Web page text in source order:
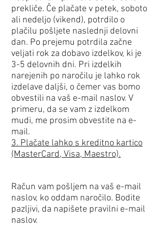
prekliče. Če plačate v petek, soboto
ali nedeljo (vikend), potrdilo o
plačilu pošljete naslednji delovni
dan. Po prejemu potrdila začne
veljati rok za dobavo izdelkov, ki je
3-5 delovnih dni. Pri izdelkih
narejenih po naročilu je lahko rok
izdelave daljši, o čemer vas bomo
obvestili na vaš e-mail naslov. V
primeru, da se vam z izdelkom
mudi, me prosim obvestite na e-
mail.
3. Plačate lahko s kreditno kartico
(MasterCard, Visa, Maestro).
Račun vam pošljem na vaš e-mail
naslov, ko oddam naročilo. Bodite
pazljivi, da napišete pravilni e-mail
naslov.